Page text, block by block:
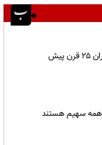
همه سهیم هستند